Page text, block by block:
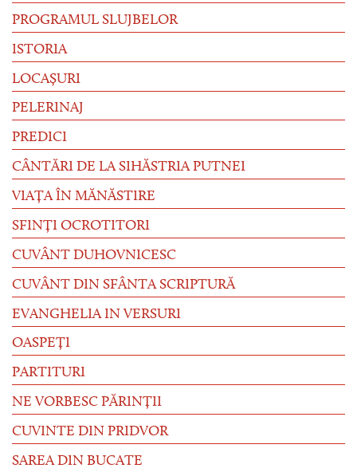
PROGRAMUL SLUJBELOR
ISTORIA
LOCAȘURI
PELERINAJ
PREDICI
CÂNTĂRI DE LA SIHĂSTRIA PUTNEI
VIAȚA ÎN MĂNĂSTIRE
SFINȚI OCROTITORI
CUVÂNT DUHOVNICESC
CUVÂNT DIN SFÂNTA SCRIPTURĂ
EVANGHELIA IN VERSURI
OASPEȚI
PARTITURI
NE VORBESC PĂRINȚII
CUVINTE DIN PRIDVOR
SAREA DIN BUCATE